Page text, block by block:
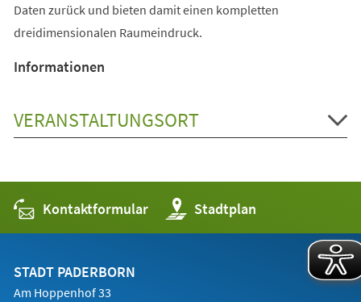
Daten zurück und bieten damit einen kompletten
dreidimensionalen Raumeindruck.
Informationen
VERANSTALTUNGSORT
Kontaktformular Stadtplan
(Öffnet
in
einem
STADT PADERBORN
Am Hoppenhof 33